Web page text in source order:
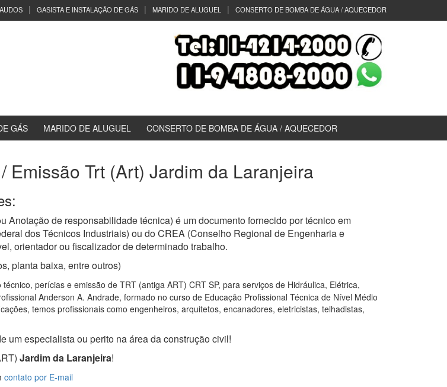
GASISTA E INSTALAÇÃO DE GÁS MARIDO DE ALUGUEL CONSERTO DE BOMBA DE ÁGUA / AQUECEDOR
GÁS MARIDO DE ALUGUEL CONSERTO DE BOMBA DE ÁGUA / AQUECEDOR
Emissão Trt (Art) Jardim da Laranjeira
Anotação de responsabilidade técnica) é um documento fornecido por técnico em
dos Técnicos Industriais) ou do CREA (Conselho Regional de Engenharia e
orientador ou fiscalizador de determinado trabalho.
planta baixa, entre outros)
perícias e emissão de TRT (antiga ART) CRT SP, para serviços de Hidráulica, Elétrica,
Anderson A. Andrade, formado no curso de Educação Profissional Técnica de Nível Médio
temos profissionais como engenheiros, arquitetos, encanadores, eletricistas, telhadistas,
um especialista ou perito na área da construção civil!
Jardim da Laranjeira!
contato por E-mail